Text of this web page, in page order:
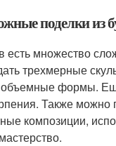
поделки из
множество
трехмерные
объемные формы.
Также
композиции,